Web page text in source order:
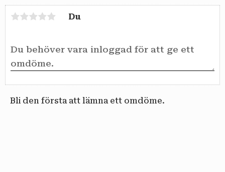
Du
Bli den första att lämna ett omdöme.